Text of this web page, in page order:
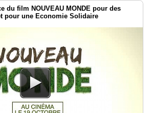
du film NOUVEAU MONDE pour des
pour une Economie Solidaire